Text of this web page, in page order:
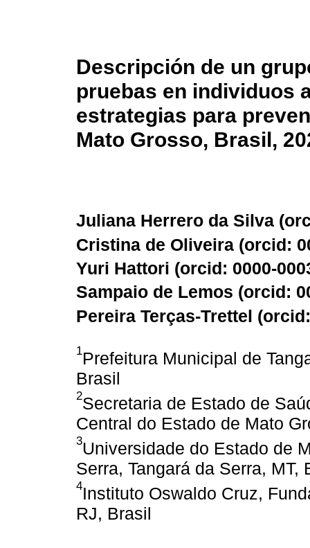
Descripción de un
pruebas en individuos
estrategias para
Mato Grosso, Brasil,
Juliana Herrero da Silva (
Cristina de Oliveira (orcid:
Yuri Hattori (orcid: 0000-
Sampaio de Lemos (orcid:
Pereira Terças-Trettel (
1Prefeitura Municipal de
Brasil
2Secretaria de Estado de
Central do Estado de Mato
3Universidade do Estado de
Serra, Tangará da Serra, MT,
4Instituto Oswaldo Cruz,
RJ, Brasil